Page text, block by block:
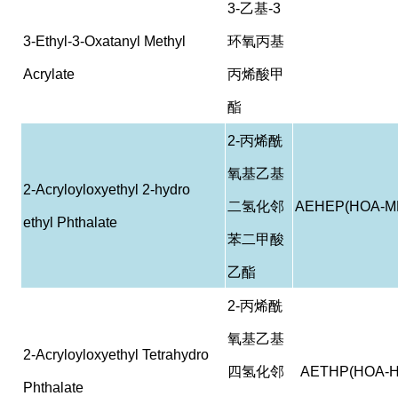
3-Ethyl-3-Oxatanyl Methyl
Acrylate
3-乙基-3
环氧丙基
丙烯酸甲
酯
2-Acryloyloxyethyl 2-hydro
ethyl Phthalate
2-丙烯酰
氧基乙基
二氢化邻
苯二甲酸
乙酯
AEHEP(HOA-
2-Acryloyloxyethyl Tetrahydro
Phthalate
2-丙烯酰
氧基乙基
四氢化邻 AETHP(HOA-